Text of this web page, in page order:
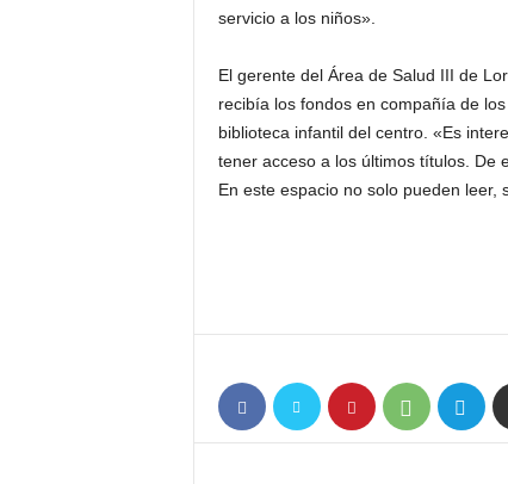
servicio a los niños».
El gerente del Área de Salud III de
recibía los fondos en compañía de
biblioteca infantil del centro. «Es
tener acceso a los últimos títulos. De
En este espacio no solo pueden leer,